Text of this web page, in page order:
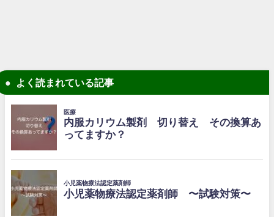
よく読まれている記事